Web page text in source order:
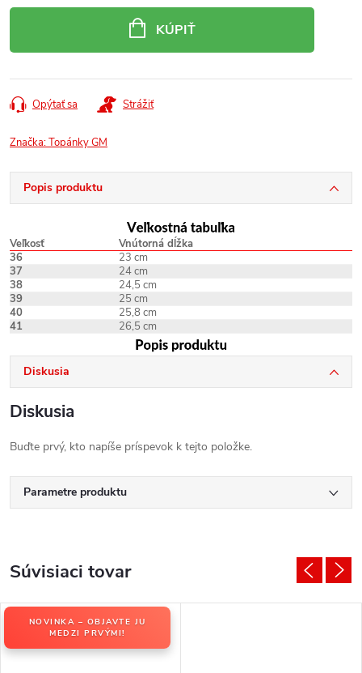
KÚPIŤ
Opýtať sa Strážiť
Značka:Topánky GM
Popis produktu
Veľkosť
Vnútorná dĺžka
36
23 cm
37
24 cm
38
24,5 cm
39
25 cm
40
25,8 cm
41
26,5 cm
Diskusia
Diskusia
Buďte prvý, kto napíše príspevok k tejto položke.
Parametre produktu
Súvisiaci tovar
NOVINKA – OBJAVTE JU
MEDZI PRVÝMI!